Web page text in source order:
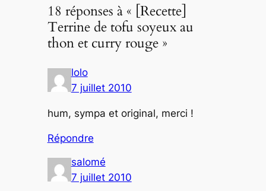
18 réponses à « [Recette]
Terrine de tofu soyeux au
thon et curry rouge »
lolo
7 juillet 2010
hum, sympa et original, merci !
Répondre
salomé
7 juillet 2010